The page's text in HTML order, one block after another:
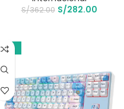
S/362.00 S/282.00
-17%